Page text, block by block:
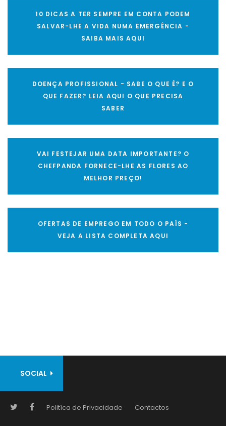
10 DICAS A TER SEMPRE EM CONTA PODEM
SALVAR-LHE A VIDA NUMA EMERGÊNCIA -
SAIBA MAIS AQUI
DOENÇA PROFISSIONAL - SABE O QUE É? E O
QUE FAZER? LEIA AQUI O QUE PRECISA
SABER
VAI FESTEJAR UMA DATA IMPORTANTE? O
CHEFPANDA FORNECE-LHE AS FLORES AO
MELHOR PREÇO!
OFERTAS DE EMPREGO EM TODO O PAÍS -
VEJA A LISTA COMPLETA AQUI
SOCIAL
Politíca de Privacidade Contactos